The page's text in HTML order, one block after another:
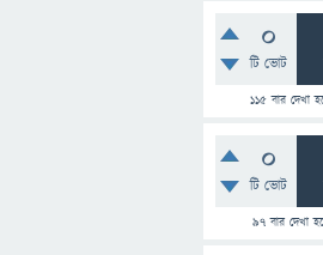
0
টি ভোট
115 বার দেখা
0
টি ভোট
97বার দেখা